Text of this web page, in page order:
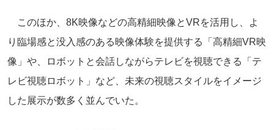
このほか、8K映像などの高精細映像とVRを活用し、よ
り臨場感と没入感のある映像体験を提供する「高精細VR映
像」や、ロボットと会話しながらテレビを視聴できる「テ
レビ視聴ロボット」など、未来の視聴スタイルをイメージ
した展示が数多く並んでいた。